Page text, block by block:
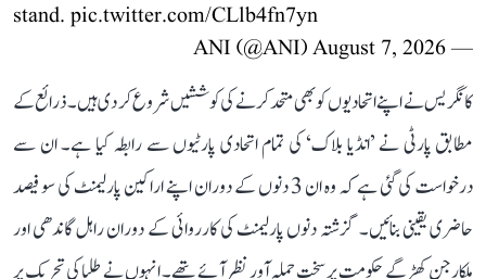
stand. pic.twitter.com/CLlb4fn7yn
— ANI (@ANI)
August 7, 2026
کانگریس نے اپنے اتحادیوں کو بھی متحد کرنے کی کوششیں شروع کر دی ہیں۔ ذرائع کے
مطابق پارٹی نے ’انڈیا بلاک‘ کی تمام اتحادی پارٹیوں سے رابطہ کیا ہے۔ ان سے
درخواست کی گئی ہے کہ وہ ان 3 دنوں کے دوران اپنے اراکین پارلیمنٹ کی سو فیصد
حاضری یقینی بنائیں۔ گزشتہ دنوں پارلیمنٹ کی کارروائی کے دوران راہل گاندھی اور
ملکارجن کھڑگے حکومت پر سخت حملہ آور نظر آئے تھے۔ انہوں نے طلبا کی تحریک پر